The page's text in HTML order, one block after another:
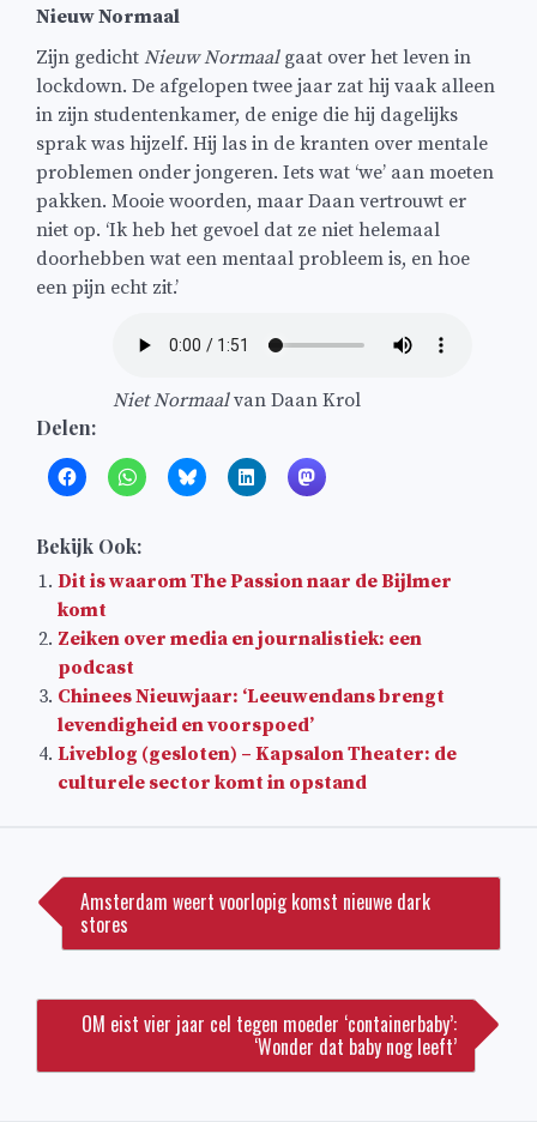
Nieuw Normaal
Zijn gedicht Nieuw Normaalgaat over het leven in
lockdown. De afgelopen twee jaar zat hij vaak alleen
in zijn studentenkamer, de enige die hij dagelijks
sprak was hijzelf. Hij las in de kranten over mentale
problemen onder jongeren. Iets wat ‘we’ aan moeten
pakken. Mooie woorden, maar Daan vertrouwt er
niet op. ‘Ik heb het gevoel dat ze niet helemaal
doorhebben wat een mentaal probleem is, en hoe
een pijn echt zit.’
Niet Normaalvan Daan Krol
Delen:
Bekijk Ook:
Dit is waarom The Passion naar de Bijlmer
komt
Zeiken over media en journalistiek: een
podcast
Chinees Nieuwjaar: ‘Leeuwendans brengt
levendigheid en voorspoed’
Liveblog (gesloten) – Kapsalon Theater: de
culturele sector komt in opstand
navigatie
Amsterdam weert voorlopig komst nieuwe dark
stores
OM eist vier jaar cel tegen moeder ‘containerbaby’:
‘Wonder dat baby nog leeft’